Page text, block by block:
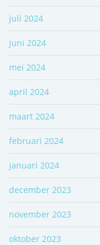
juli 2024
juni 2024
mei 2024
april 2024
maart 2024
februari 2024
januari 2024
december 2023
november 2023
oktober 2023